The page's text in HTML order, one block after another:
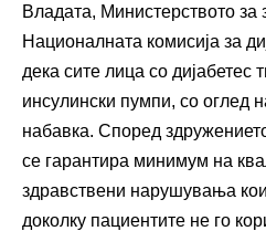
Владата, Министерството за
Националната комисија за
дека сите лица со дијабетес
инсулински пумпи, со оглед
набавка. Според
се гарантира минимум на
здравствени нарушувања
доколку пациентите не го